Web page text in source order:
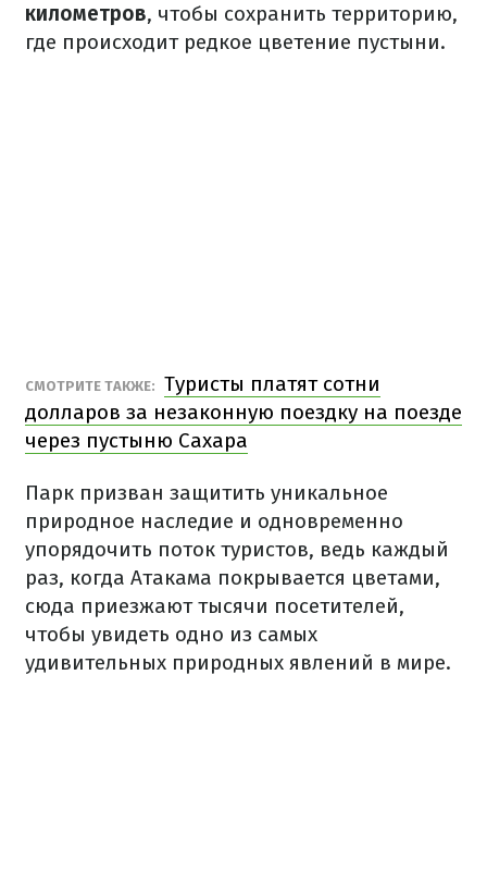
километров, чтобы сохранить территорию,
где происходит редкое цветение пустыни.
СМОТРИТЕ ТАКЖЕ: Туристы платят сотни
долларов за незаконную поездку на поезде
через пустыню Сахара
Парк призван защитить уникальное
природное наследие и одновременно
упорядочить поток туристов, ведь каждый
раз, когда Атакама покрывается цветами,
сюда приезжают тысячи посетителей,
чтобы увидеть одно из самых
удивительных природных явлений в мире.